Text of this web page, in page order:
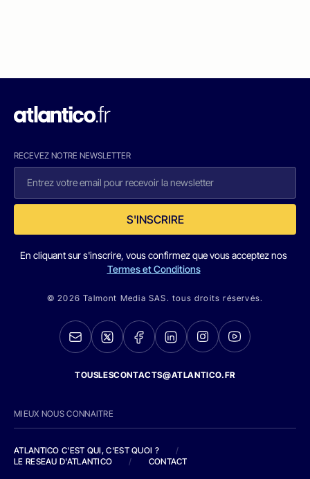
RECEVEZ NOTRE NEWSLETTER
S'INSCRIRE
En cliquant sur s'inscrire, vous confirmez que vous acceptez nos
Termes et Conditions
© 2026 Talmont Media SAS. tous droits réservés.
TOUSLESCONTACTS@ATLANTICO.FR
MIEUX NOUS CONNAITRE
ATLANTICO C'EST QUI, C'EST QUOI ?
/
LE RESEAU D'ATLANTICO
/ CONTACT